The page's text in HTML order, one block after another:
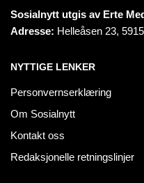
Sosialnytt utgis av Erte
Adresse: Helleåsen 23,
NYTTIGE LENKER
Personvernserklæring
Om Sosialnytt
Kontakt oss
Redaksjonelle retningslinjer